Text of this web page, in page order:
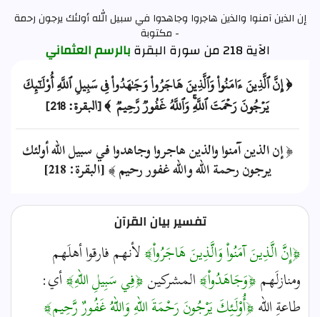
إن الذين آمنوا والذين هاجروا وجاهدوا في سبيل الله أولئك يرجون رحمة
- مكتوبة
الآية 218 من سورة البقرة بالرسم العثماني
﴿ إِنَّ ٱلَّذِينَ ءَامَنُواْ وَٱلَّذِينَ هَاجَرُواْ وَجَٰهَدُواْ فِي سَبِيلِ ٱللَّهِ أُوْلَٰٓئِكَ
يَرۡجُونَ رَحۡمَتَ ٱللَّهِۚ وَٱللَّهُ غَفُورٞ رَّحِيمٞ ﴾ [البقرة: 218]
﴿ إن الذين آمنوا والذين هاجروا وجاهدوا في سبيل الله أولئك
يرجون رحمة الله والله غفور رحيم ﴾ [البقرة: 218]
تفسير بيان القرآن
﴿إِنَّ الَّذِينَ آمَنُواْ وَالَّذِينَ هَاجَرُواْ﴾لأنهم فارقوا أهلَهم
ومنازلَهم﴿وَجَاهَدُواْ﴾المشركين﴿فِي سَبِيلِ اللّهِ﴾أي:
طاعةِ الله﴿أُوْلَـئِكَ يَرْجُونَ رَحْمَةَ اللّهِ وَاللّهُ غَفُورٌ رَّحِيم﴾